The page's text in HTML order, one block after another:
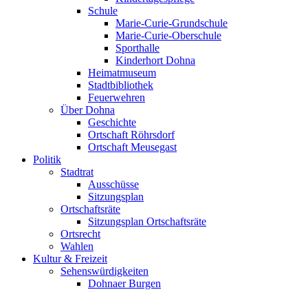
Schule
Marie-Curie-Grundschule
Marie-Curie-Oberschule
Sporthalle
Kinderhort Dohna
Heimatmuseum
Stadtbibliothek
Feuerwehren
Über Dohna
Geschichte
Ortschaft Röhrsdorf
Ortschaft Meusegast
Politik
Stadtrat
Ausschüsse
Sitzungsplan
Ortschaftsräte
Sitzungsplan Ortschaftsräte
Ortsrecht
Wahlen
Kultur & Freizeit
Sehenswürdigkeiten
Dohnaer Burgen